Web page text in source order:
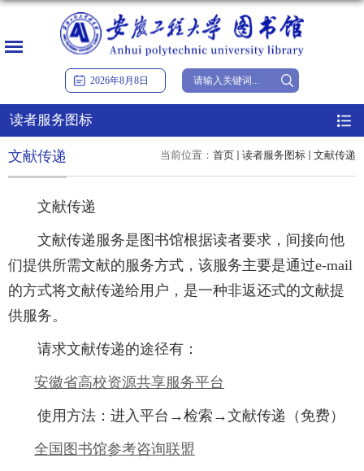
2026年8月8日
读者服务图标
当前位置： 首页 读者服务图标 文献传递
文献传递
文献传递
文献传递服务是图书馆根据读者要求，间接向他
们提供所需文献的服务方式，该服务主要是通过e-mail
的方式将文献传递给用户，是一种非返还式的文献提
供服务。
请求文献传递的途径有：
安徽省高校资源共享服务平台
使用方法：进入平台→检索→文献传递（免费）
全国图书馆参考咨询联盟